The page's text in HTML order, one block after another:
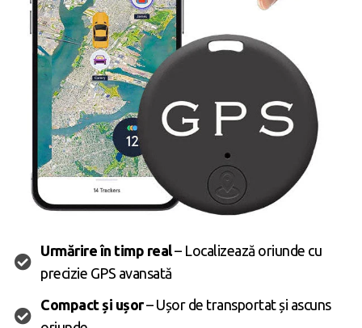
Urmărire în timp real– Localizează oriunde cu
precizie GPS avansată
Compact și ușor– Ușor de transportat și ascuns